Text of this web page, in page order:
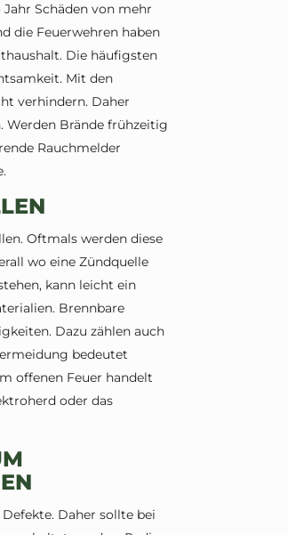
Schäden von mehr
die Feuerwehren haben
Die häufigsten
Mit den
verhindern. Daher
Werden Brände frühzeitig
Rauchmelder
Oftmals werden diese
wo eine Zündquelle
kann leicht ein
Brennbare
Dazu zählen auch
bedeutet
offenen Feuer handelt
oder das
B
Daher sollte bei